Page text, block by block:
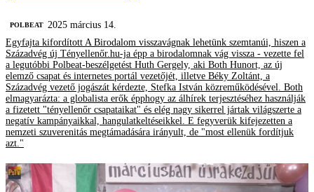
‎POLBEAT
2025 március 14.
Egyfajta kifordított A Birodalom visszavágnak lehetünk szemtanúi, hiszen a
Századvég új Tényellenőr.hu-ja épp a birodalomnak vág vissza - vezette fel
a legutóbbi Polbeat-beszélgetést Huth Gergely, aki Both Hunort, az új
elemző csapat és internetes portál vezetőjét, illetve Béky Zoltánt, a
Századvég vezető jogászát kérdezte, Stefka István közreműködésével. Both
elmagyarázta: a globalista erők épphogy az álhírek terjesztéséhez használják
a fizetett "tényellenőr csapataikat" és elég nagy sikerrel jártak világszerte a
negatív kampányaikkal, hangulatkeltéseikkel. E fegyverük kifejezetten a
nemzeti szuverenitás megtámadására irányult, de "most ellenük fordítjuk
azt."